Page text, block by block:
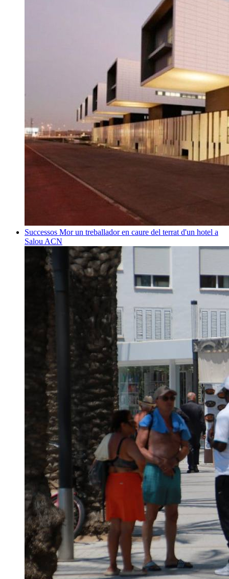
Successos Mor un treballador en caure del terrat d'un hotel a
Salou ACN